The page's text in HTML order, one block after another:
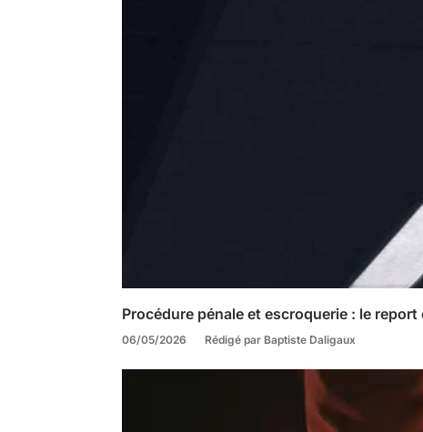
Procédure pénale et escroquerie : le
06/05/2026 Rédigé par Baptiste Daligaux